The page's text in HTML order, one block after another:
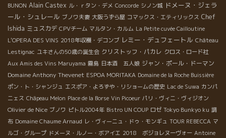
BUNON Alain Castex ル・ｒタン・デメ Concorde シノン城 ドメーヌ・ジェラ
ール・シュレール ブノワ夫妻 大阪うずら屋 コマックス・エティリックス Chef
Ishida ミュスカデ CPVチーム マルタン・カルム La Petite cuvée Cailloutine
L'OPERA DES VINS 2018年収穫・デコンブ レミー・デュフェートル Château
Lestignac ユキさんの50歳の誕生会 クリストッフ・パカレ クロス・ロード社
Aux Amis des Vins Maruyama 霧島 日本酒 五人娘 ジャン・ポール・ドーマン
Domaine Anthony Thevenet ESPOA MORITAKA Domaine de la Roche Buissière
ポン・ト・シャンジュ エスポア・よろずや・リショームの歴史 Lac de Suwa カンパ
ニェス Châpeau Melon Place de la Borse Vin Picoeur パリ・ヴィニ・ヴィジオン
Olivier de Nice ブノワ ピトル2004年 Bistro UN COUP ロゼ Tokyo Bunkyo ku 調
布 Domaine Chaume Arnaud レ・ヴィーニュ・ドゥ・モンギュ TOUR REBECCA マ
ルゴ・グループ ドメーヌ・ルノー・ボアイエ 2018 ボジョレヌーヴォー Antoine